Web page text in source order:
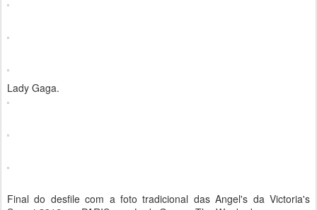
Lady Gaga.
Final do desfile com a foto tradicional das Angel's da Victoria's